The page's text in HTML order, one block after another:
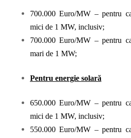
700.000 Euro/MW – pentru
mici de 1 MW, inclusiv;
700.000 Euro/MW – pentru
mari de 1 MW;
Pentru energie solară
650.000 Euro/MW – pentru
mici de 1 MW, inclusiv;
550.000 Euro/MW – pentru